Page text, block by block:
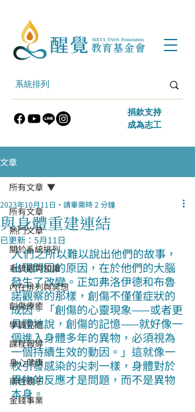
​捐款支持
​成為志工
文章
所有文章
熱門文章
關於系統排列
系統觀與知識
內在排列與冥想
創傷療癒
學員見證
課程報導
身心健康
兩性親子
金錢事業
所有文章
與身體重建連結
2023年10月11日 讀畢需時 2 分鐘
已更新： 5月11日
人們之所以難以說出他們的故事，
出現閃回的原因，在於他們的大腦
發生了改變。正如弗洛伊德和布魯
諾觀察的那樣，創傷不僅僅症狀的
成因。「創傷的心靈現象——或者更
具體地說，創傷的記憶——就好像一
個進入身體多年的異物，必須視為
一個持續生效的動因。」這就像一
枚引發感染的尖刺一樣，身體對於
異物的反應才是問題，而不是異物
本身。